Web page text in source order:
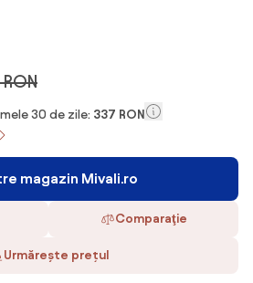
30 de zile: 337 RON
magazin Mivali.ro
Comparaţie
Urmărește prețul